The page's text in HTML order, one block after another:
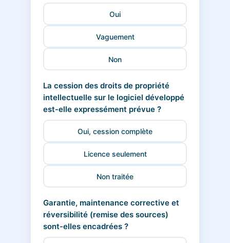
Oui
Vaguement
Non
La cession des droits de propriété
intellectuelle sur le logiciel développé
est-elle expressément prévue ?
Oui, cession complète
Licence seulement
Non traitée
Garantie, maintenance corrective et
réversibilité (remise des sources)
sont-elles encadrées ?